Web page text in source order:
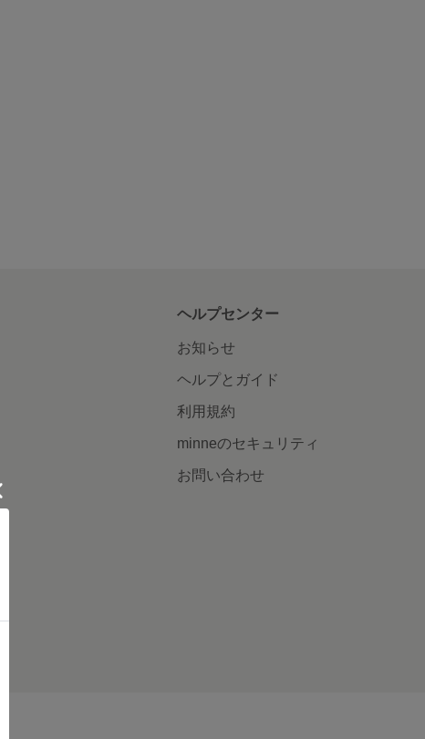
ヘルプセンター
お知らせ
ヘルプとガイド
利用規約
minneのセキュリティ
お問い合わせ